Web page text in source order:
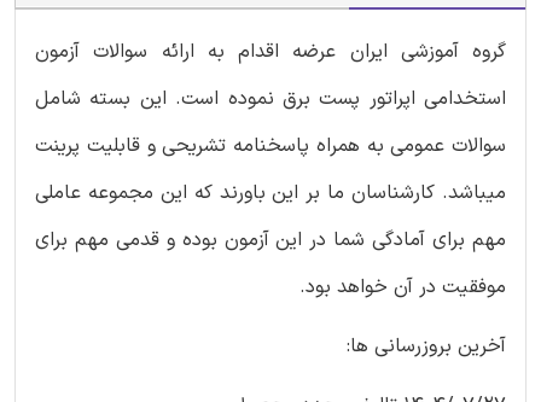
گروه آموزشی ایران عرضه اقدام به ارائه سوالات آزمون
استخدامی اپراتور پست برق نموده است. این بسته شامل
سوالات عمومی به همراه پاسخنامه تشریحی و قابلیت پرینت
میباشد. کارشناسان ما بر این باورند که این مجموعه عاملی
مهم برای آمادگی شما در این آزمون بوده و قدمی مهم برای
موفقیت در آن خواهد بود.
آخرین بروزرسانی ها: